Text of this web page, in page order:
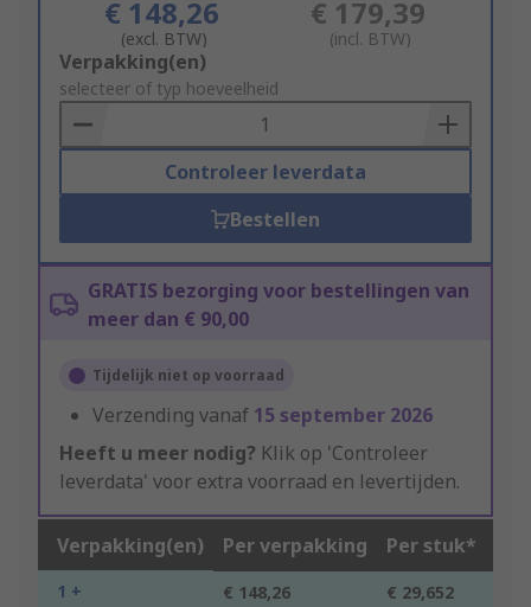
€ 148,26
(excl. BTW)
€ 179,39
(incl. BTW)
Add
to
Basket
Verpakking(en)
selecteer of typ hoeveelheid
Controleer leverdata
Bestellen
GRATIS bezorging voor bestellingen van
meer dan € 90,00
Tijdelijk niet op voorraad
Verzending vanaf 15 september 2026
Heeft u meer nodig? Klik op 'Controleer
leverdata' voor extra voorraad en levertijden.
Verpakking(en) Per verpakking Per stuk*
1 + € 148,26 € 29,652